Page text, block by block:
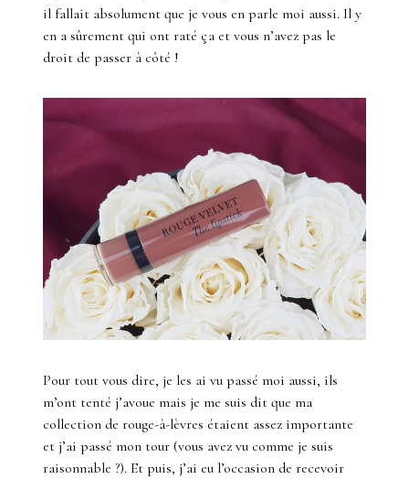
il fallait absolument que je vous en parle moi aussi. Il y
en a sûrement qui ont raté ça et vous n’avez pas le
droit de passer à côté !
Pour tout vous dire, je les ai vu passé moi aussi, ils
m’ont tenté j’avoue mais je me suis dit que ma
collection de rouge-à-lèvres étaient assez importante
et j’ai passé mon tour (vous avez vu comme je suis
raisonnable ?). Et puis, j’ai eu l’occasion de recevoir